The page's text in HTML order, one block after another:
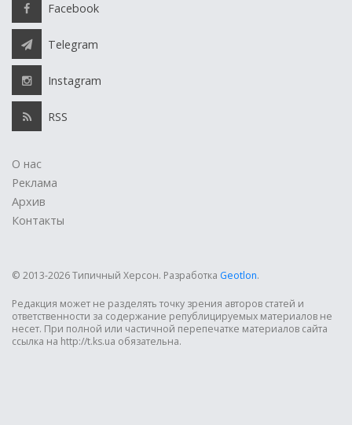
Facebook
Telegram
Instagram
RSS
О нас
Реклама
Архив
Контакты
© 2013-2026 Типичный Херсон. Разработка Geotlon.
Редакция может не разделять точку зрения авторов статей и
ответственности за содержание републицируемых материалов не
несет. При полной или частичной перепечатке материалов сайта
ссылка на http://t.ks.ua обязательна.